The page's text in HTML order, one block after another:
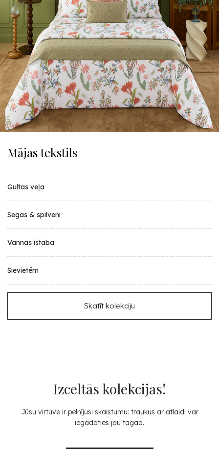
Mājas tekstils
Gultas veļa
Segas & spilveni
Vannas istaba
Sievietēm
Skatīt kolekciju
Izceltās kolekcijas!
Jūsu virtuve ir pelnījusi skaistumu: traukus ar atlaidi var
iegādāties jau tagad.